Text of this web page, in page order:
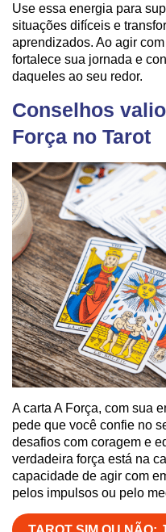
Use essa energia para
situações difíceis e
aprendizados. Ao agir
fortalece sua jornada e
daqueles ao seu redor.
Conselhos
Força no Tarot
A carta A Força, com sua
pede que você confie no
desafios com coragem e
verdadeira força está na
capacidade de agir com
pelos impulsos ou pelo